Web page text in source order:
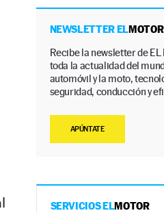
NEWSLETTER ELMOTOR
Recibe la newsletter de EL
toda la actualidad del
automóvil y la moto,
seguridad, conducción y
APÚNTATE
SERVICIOS ELMOTOR